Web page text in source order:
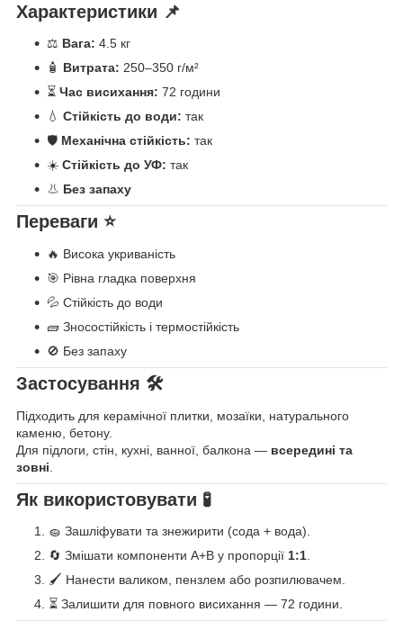
Характеристики 📌
⚖️ Вага: 4.5 кг
🧴 Витрата: 250–350 г/м²
⏳ Час висихання: 72 години
💧 Стійкість до води: так
🛡️ Механічна стійкість: так
☀️ Стійкість до УФ: так
👃 Без запаху
Переваги ⭐
🔥 Висока укриваність
🎯 Рівна гладка поверхня
💦 Стійкість до води
🧱 Зносостійкість і термостійкість
🚫 Без запаху
Застосування 🛠️
Підходить для керамічної плитки, мозаїки, натурального
каменю, бетону.
Для підлоги, стін, кухні, ванної, балкона — всередині та
зовні
Як використовувати 🧪
🧽 Зашліфувати та знежирити (сода + вода).
🔄 Змішати компоненти A+B у пропорції 1:1.
🖌️ Нанести валиком, пензлем або розпилювачем.
⏳ Залишити для повного висихання — 72 години.